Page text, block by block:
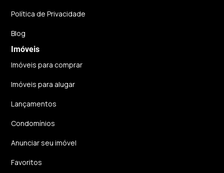
Política de Privacidade
Blog
Imóveis
Imóveis para comprar
Imóveis para alugar
Lançamentos
Condomínios
Anunciar seu imóvel
Favoritos